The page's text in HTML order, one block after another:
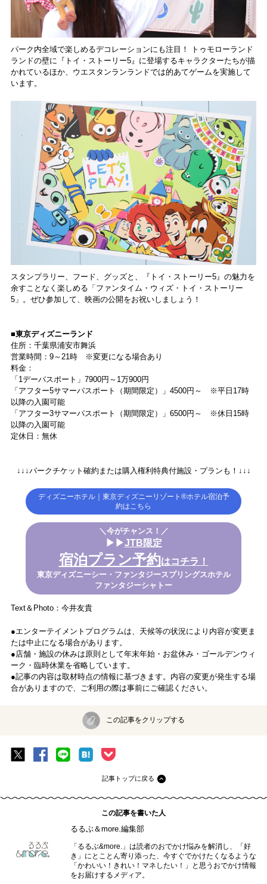
パーク内全域で楽しめるデコレーションにも注目！ トゥモローランド
ランドの壁に『トイ・ストーリー5』に登場するキャラクターたちが描
かれているほか、ウエスタンランランドでは的あてゲームを実施して
います。
スタンプラリー、フード、グッズと、『トイ・ストーリー5』の魅力を
余すことなく楽しめる「ファンタイム・ウィズ・トイ・ストーリー
5」。ぜひ参加して、映画の公開をお祝いしましょう！
■東京ディズニーランド
住所：千葉県浦安市舞浜
営業時間：9～21時 ※変更になる場合あり
料金：
「1デーパスポート」7900円～1万900円
「アフター5サマーパスポート（期間限定）」4500円～ ※平日17時
以降の入園可能
「アフター3サマーパスポート（期間限定）」6500円～ ※休日15時
以降の入園可能
定休日：無休
↓↓↓パークチケット確約または購入権利特典付施設・プランも！↓↓↓
ディズニーホテル｜東京ディズニーリゾート®ホテル宿泊予
約はこちら
＼今がチャンス！／
▶▶JTB限定
宿泊プラン予約はコチラ！
東京ディズニーシー・ファンタジースプリングスホテル
ファンタジーシャトー
Text＆Photo：今井友貴
●エンターテイメントプログラムは、天候等の状況により内容が変更ま
たは中止になる場合があります。
●店舗・施設の休みは原則として年末年始・お盆休み・ゴールデンウィ
ーク・臨時休業を省略しています。
●記事の内容は取材時点の情報に基づきます。内容の変更が発生する場
合がありますので、ご利用の際は事前にご確認ください。
この記事をクリップする
記事トップに戻る
この記事を書いた人
るるぶ＆more.編集部
「るるぶ&more.」は読者のおでかけ悩みを解消し、「好
き」にとことん寄り添った、今すぐでかけたくなるような
「かわいい！きれい！マネしたい！」と思うおでかけ情報
をお届けするメディア。